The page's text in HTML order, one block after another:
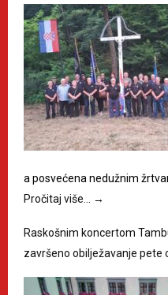
a posvećena nedužnim
Pročitaj više…
→
Raskošnim koncertom
završeno obilježavanje pete